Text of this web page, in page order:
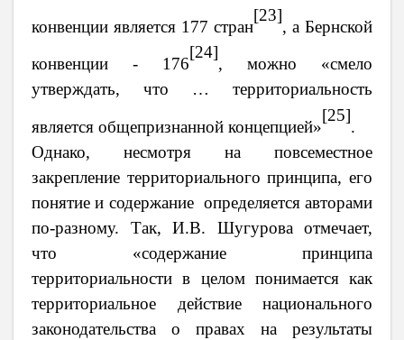
конвенции является 177 стран
[23]
, а Бернской
конвенции - 176
[24]
, можно «смело
утверждать, что … территориальность
является общепризнанной концепцией»
[25]
.
Однако, несмотря на повсеместное
закрепление территориального принципа, его
понятие и содержание определяется авторами
по-разному. Так, И.В. Шугурова отмечает,
что «содержание принципа
территориальности в целом понимается как
территориальное действие национального
законодательства о правах на результаты